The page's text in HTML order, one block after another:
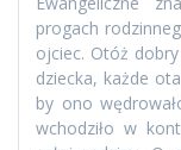
progach
ojciec. Otóż
dziecka, każde
by ono
wchodziło w